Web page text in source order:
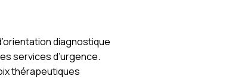
diagnostique
services d’urgence.
thérapeutiques